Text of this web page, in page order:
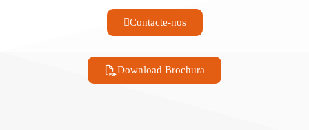
Contacte-nos
Download Brochura